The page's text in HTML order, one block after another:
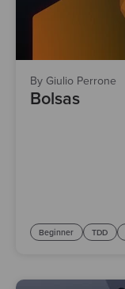
By Giulio Perrone
Bolsas
Beginner TDD